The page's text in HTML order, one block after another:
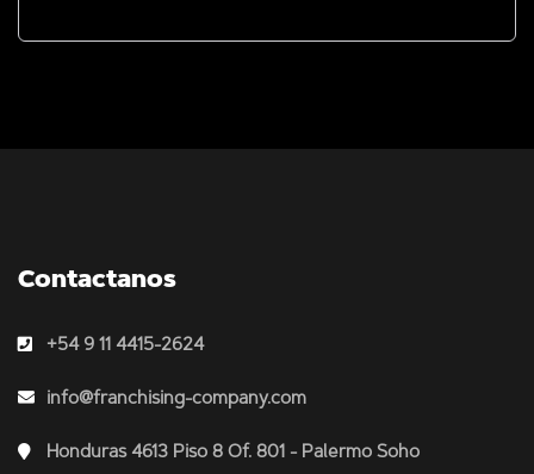
Contactanos
+54 9 11 4415-2624
info@franchising-company.com
Honduras 4613 Piso 8 Of. 801 - Palermo Soho